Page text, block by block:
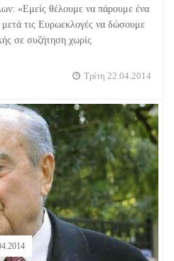
«Εμείς θέλουμε να πάρουμε ένα
τις Ευρωεκλογές να δώσουμε
σε συζήτηση χωρίς
Τρίτη 22.04.2014